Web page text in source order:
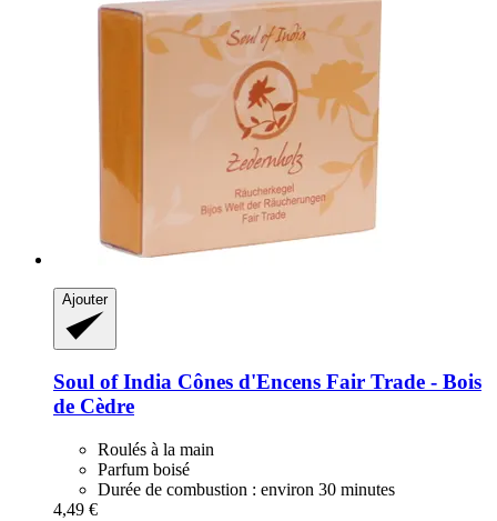
Ajouter
Soul of India Cônes d'Encens Fair Trade -​ Bois
de Cèdre
Roulés à la main
Parfum boisé
Durée de combustion : environ 30 minutes
4,49 €